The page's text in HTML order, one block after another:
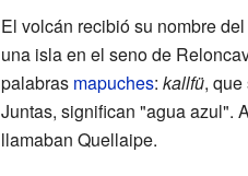
El volcán recibió su nombre
una isla en el seno de
palabras mapuches: kallfü, que
Juntas, significan "agua azul".
llamaban Quellaipe.